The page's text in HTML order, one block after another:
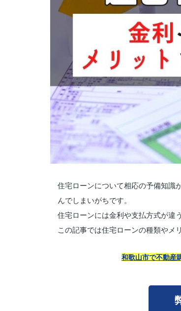
住宅ローンについて相応の予備知識
んでしまいがちです。
住宅ローンには金利や支払方式が違
この記事では住宅ローンの種類やメ
和歌山市で不動産